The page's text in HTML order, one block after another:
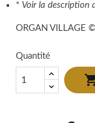
* Voir la description
ORGAN VILLAGE
Quantité